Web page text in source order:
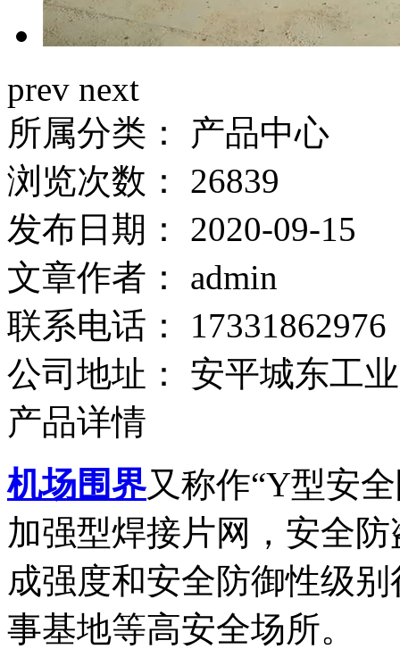
prev next
所属分类：
产品中心
浏览次数：
26839
发布日期：
2020-09-15
文章作者：
admin
联系电话：
17331862976
公司地址：
安平城东工
产品详情
机场围界又称作“Y型安
加强型焊接片网，安全
成强度和安全防御性级
事基地等高安全场所。